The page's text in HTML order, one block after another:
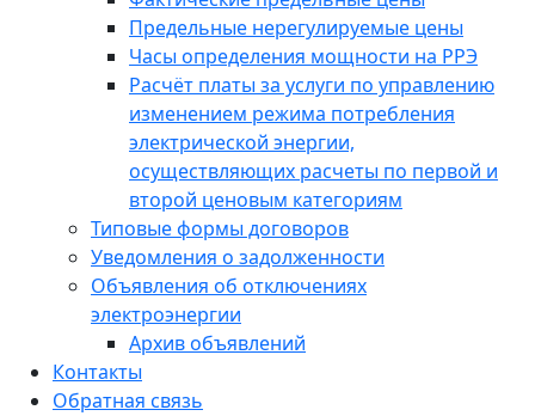
Предельные нерегулируемые цены
Часы определения мощности на РРЭ
Расчёт платы за услуги по управлению
изменением режима потребления
электрической энергии,
осуществляющих расчеты по первой и
второй ценовым категориям
Типовые формы договоров
Уведомления о задолженности
Объявления об отключениях
электроэнергии
Архив объявлений
Контакты
Обратная связь